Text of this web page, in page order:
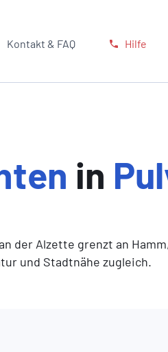
Kontakt & FAQ Hilfe
in
der Alzette grenzt an
und Stadtnähe zugleich.